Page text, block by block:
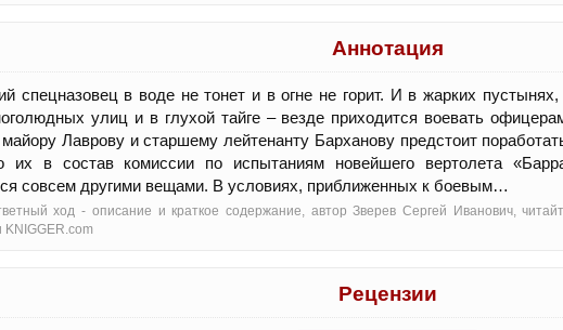
Аннотация
спецназовец в воде не тонет и в огне не горит. И в жарких
улиц и в глухой тайге – везде приходится воевать
Лаврову и старшему лейтенанту Барханову предстоит
их в состав комиссии по испытаниям новейшего вертолета
совсем другими вещами. В условиях, приближенных к боевым…
ход - oписание и краткое содержание, автор Зверев Сергей Иванович,
KNIGGER.com
Рецензии